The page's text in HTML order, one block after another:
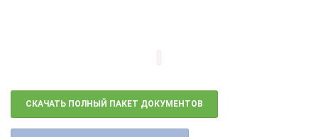
СКАЧАТЬ ПОЛНЫЙ ПАКЕТ ДОКУМЕНТОВ